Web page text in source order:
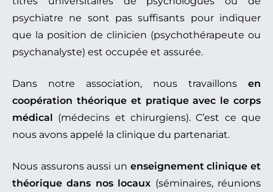
psychiatre ne sont pas suffisants pour indiquer
que la position de clinicien (psychothérapeute ou
psychanalyste) est occupée et assurée.
Dans notre association, nous travaillons en
coopération théorique et pratique avec le corps
médical (médecins et chirurgiens). C’est ce que
nous avons appelé la clinique du partenariat.
Nous assurons aussi un enseignement clinique et
théorique dans nos locaux (séminaires, réunions